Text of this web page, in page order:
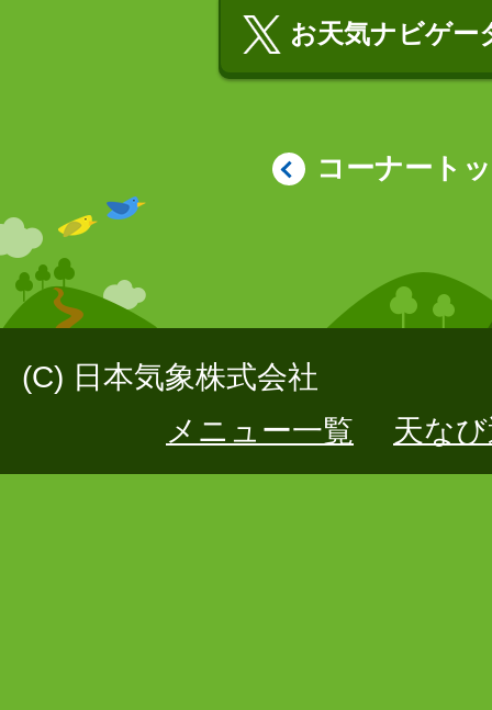
お天気ナビゲー
コーナート
(C) 日本気象株式会社
メニュー一覧
天な